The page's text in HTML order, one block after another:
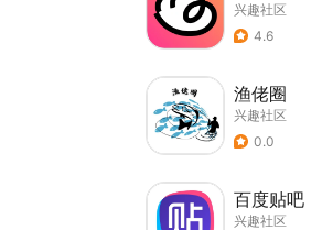
兴趣社区
4.6
渔佬圈
兴趣社区
0.0
百度贴吧
兴趣社区